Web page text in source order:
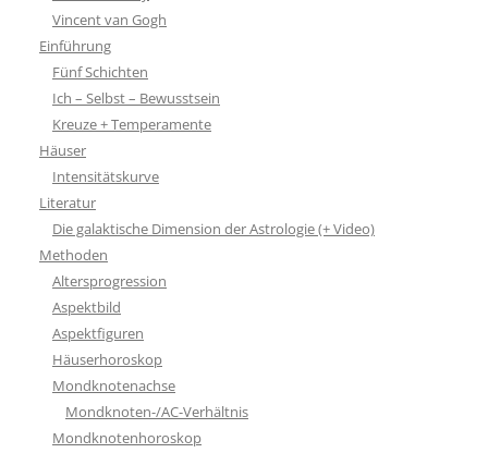
Vincent van Gogh
Einführung
Fünf Schichten
Ich – Selbst – Bewusstsein
Kreuze + Temperamente
Häuser
Intensitätskurve
Literatur
Die galaktische Dimension der Astrologie (+ Video)
Methoden
Altersprogression
Aspektbild
Aspektfiguren
Häuserhoroskop
Mondknotenachse
Mondknoten-/AC-Verhältnis
Mondknotenhoroskop